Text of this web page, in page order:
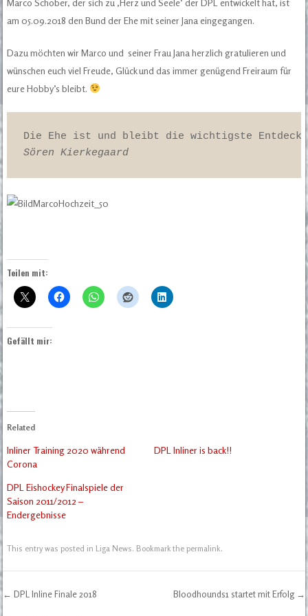
Marco Schober, der sich zu ‚Herz und Seele‘ der DPL entwickelt hat, ist
am 05.09.2018 den Bund der Ehe mit seiner Jana eingegangen.
Dazu möchten wir Marco und seiner Frau Jana herzlich gratulieren und
wünschen euch viel Freude, Glück und das immer genügend Freiraum für
eure Hobby’s bleibt.
Sören Kierkegaard
Teilen mit:
Gefällt mir:
Related
Inliner Training 2020 während
Corona
DPL Inliner is back!!
DPL Eishockey Finalspiele der
Saison 2011/2012 –
Endergebnisse
This entry was posted in Liga News. Bookmark thepermalink.
← DPL Inline Finale 2018 Bloodhounds1 startet mit Erfolg →